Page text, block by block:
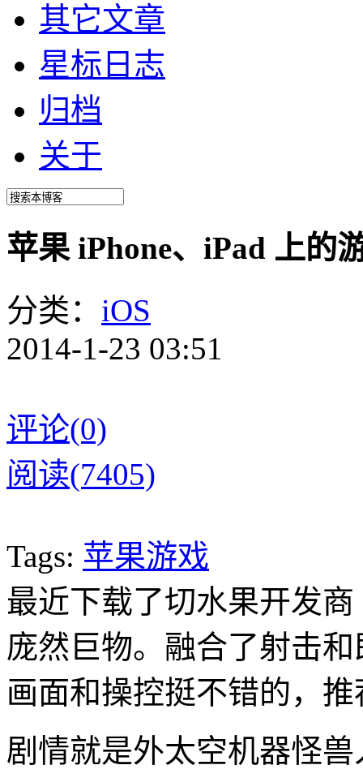
其它文章
星标日志
归档
关于
苹果 iPhone、iPad 上的
分类： iOS
2014-1-23 03:51
评论(0)
阅读(7405)
Tags: 苹果游戏
最近下载了切水果开发
庞然巨物。融合了射击
画面和操控挺不错的，
剧情就是外太空机器怪